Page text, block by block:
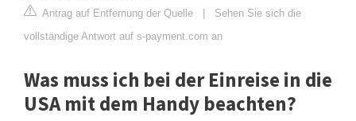
Antrag auf Entfernung der Quelle | Sehen Sie sich die
vollständige Antwort auf s-payment.com an
Was muss ich bei der Einreise in die
USA mit dem Handy beachten?